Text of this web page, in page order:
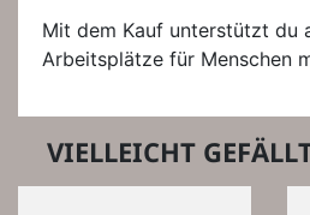
Mit dem Kauf unterstützt du
Arbeitsplätze für Menschen
VIELLEICHT